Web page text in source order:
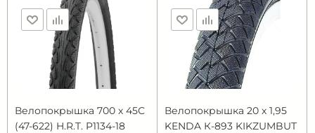
Велопокрышка 700 х 45С
(47-622) H.R.T. P1134-18
Велопокрышка 20 х 1,95
KENDA К-893 KIKZUMBUT